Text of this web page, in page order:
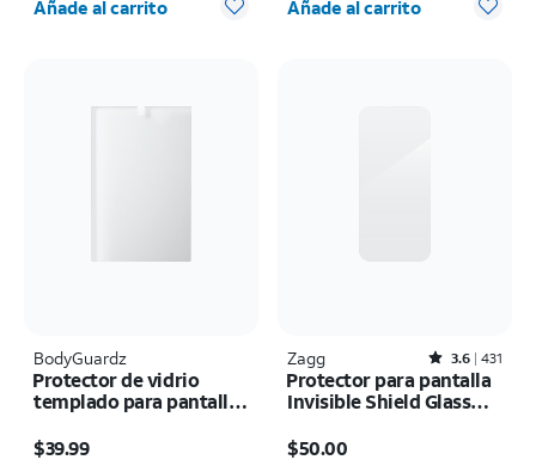
Añade al carrito Añade al carrito
BodyGuardz
Protector de vidrio
templado para pantalla
Fold8
$39.99
Zagg Rated3.6out of 5 stars with431reviews
3.6 431
Protector para pantalla
Invisible Shield Glass
Max
$50.00